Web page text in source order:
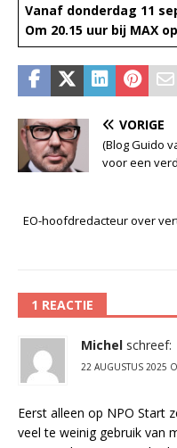
Vanaf donderdag 11
Om 20.15 uur bij MAX
VORIGE
(Blog Guido
voor een
EO-hoofdredacteur over
1 REACTIE
Michel schreef:
22 AUGUSTUS 2025
Eerst alleen op NPO Start
veel te weinig gebruik van